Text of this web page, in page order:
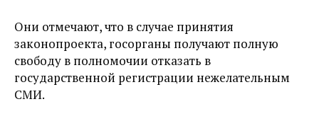
Они отмечают, что в случае принятия
законопроекта, госорганы получают полную
свободу в полномочии отказать в
государственной регистрации нежелательным
СМИ.